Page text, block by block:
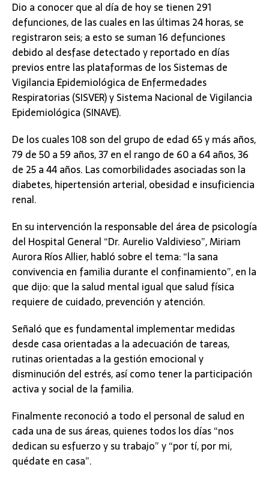
Dio a conocer que al día de hoy se tienen 291
defunciones, de las cuales en las últimas 24 horas, se
registraron seis; a esto se suman 16 defunciones
debido al desfase detectado y reportado en días
previos entre las plataformas de los Sistemas de
Vigilancia Epidemiológica de Enfermedades
Respiratorias (SISVER) y Sistema Nacional de Vigilancia
Epidemiológica (SINAVE).
De los cuales 108 son del grupo de edad 65 y más años,
79 de 50 a 59 años, 37 en el rango de 60 a 64 años, 36
de 25 a 44 años. Las comorbilidades asociadas son la
diabetes, hipertensión arterial, obesidad e insuficiencia
renal.
En su intervención la responsable del área de psicología
del Hospital General “Dr. Aurelio Valdivieso”, Miriam
Aurora Ríos Allier, habló sobre el tema: “la sana
convivencia en familia durante el confinamiento”, en la
que dijo: que la salud mental igual que salud física
requiere de cuidado, prevención y atención.
Señaló que es fundamental implementar medidas
desde casa orientadas a la adecuación de tareas,
rutinas orientadas a la gestión emocional y
disminución del estrés, así como tener la participación
activa y social de la familia.
Finalmente reconoció a todo el personal de salud en
cada una de sus áreas, quienes todos los días “nos
dedican su esfuerzo y su trabajo” y “por tí, por mi,
quédate en casa”.